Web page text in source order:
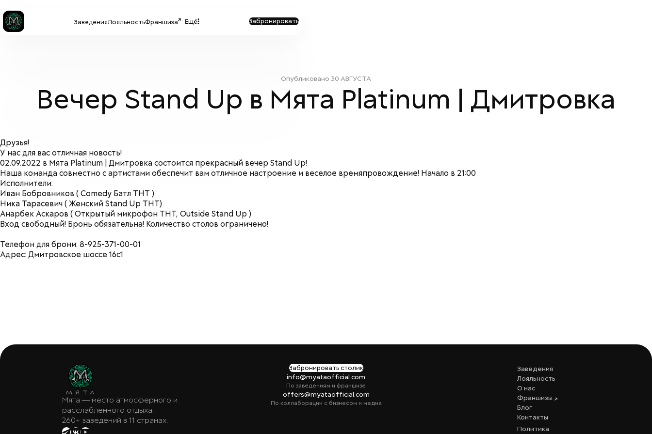
ЗаведенияЛояльностьФраншиза Ещё Забронировать
Опубликовано 30 АВГУСТА
Вечер Stand Up в Мята Platinum | Дмитровка
Друзья!
У нас для вас отличная новость!
02.09.2022 в Мята Platinum | Дмитровка состоится прекрасный вечер Stand Up!
Наша команда совместно с артистами обеспечит вам отличное настроение и веселое времяпровождение! Начало в 21:00
Исполнители:
Иван Бобровников ( Comedy Батл ТНТ )
Ника Тарасевич ( Женский Stand Up ТНТ)
Анарбек Аскаров ( Открытый микрофон ТНТ, Outside Stand Up )
Вход свободный! Бронь обязательна! Количество столов ограничено!
Телефон для брони: 8-925-371-00-01
Адрес: Дмитровское шоссе 16с1
Мята — место атмосферного и
расслабленного отдыха.
260+ заведений в 11 странах.
Забронировать столик
info@myataofficial.com
По заведениям и франшизе
offers@myataofficial.com
По коллаборации с бизнесом и медиа
Заведения
Лояльность
О нас
Франшизы
Блог
Контакты
Политика